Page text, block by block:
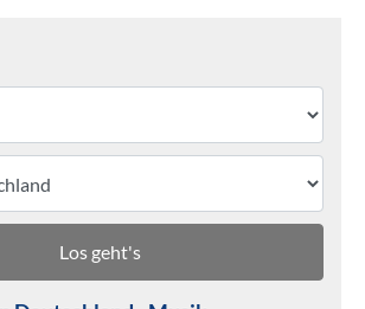
Los geht's